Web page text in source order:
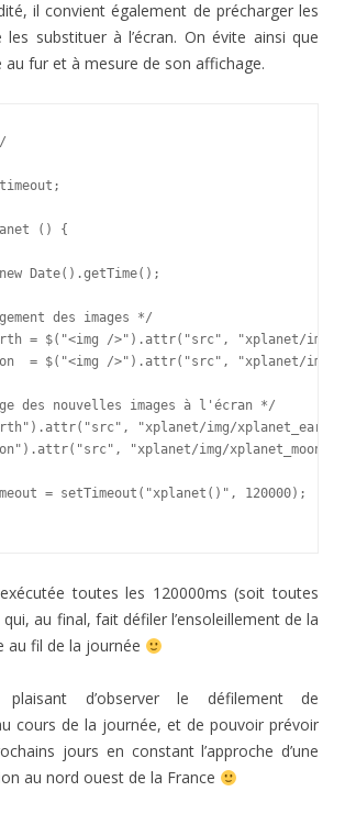
il convient également de précharger les
substituer à l’écran. On évite ainsi que
au fur et à mesure de son affichage.
() {
Date().getTime();
des images */
= $("<img />").attr("src", "xplanet/img/
= $("<img />").attr("src", "xplanet/img/
des nouvelles images à l'écran */
"xplanet/img/
"xplanet/img/
= setTimeout("xplanet()", 120000);
toutes les 120000ms (soit toutes
au final, fait défiler l’ensoleillement de la
au fil de la journée
plaisant d’observer le défilement de
cours de la journée, et de pouvoir prévoir
jours en constant l’approche d’une
au nord ouest de la France